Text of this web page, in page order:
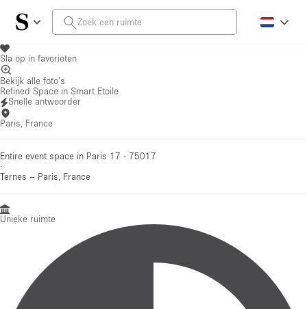
Sla op in favorieten
Bekijk alle foto's
Refined Space in Smart Etoile
Snelle antwoorder
Paris, France
Entire event space in Paris 17 - 75017
·
Ternes – Paris, France
Unieke ruimte